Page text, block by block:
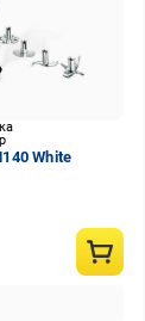
White